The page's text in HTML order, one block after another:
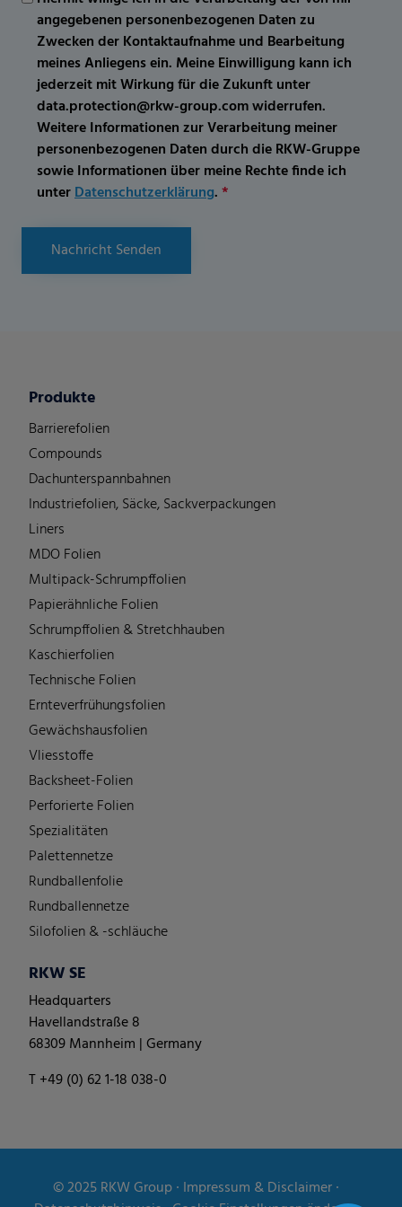
angegebenen personenbezogenen Daten zu
Zwecken der Kontaktaufnahme und Bearbeitung
meines Anliegens ein. Meine Einwilligung kann ich
jederzeit mit Wirkung für die Zukunft unter
data.protection@rkw-group.com widerrufen.
Weitere Informationen zur Verarbeitung meiner
personenbezogenen Daten durch die RKW-Gruppe
sowie Informationen über meine Rechte finde ich
unterDatenschutzerklärung.*
Nachricht Senden
Produkte
Barrierefolien
Compounds
Dachunterspannbahnen
Industriefolien, Säcke, Sackverpackungen
Liners
MDO Folien
Multipack-Schrumpffolien
Papierähnliche Folien
Schrumpffolien & Stretchhauben
Kaschierfolien
Technische Folien
Ernteverfrühungsfolien
Gewächshausfolien
Vliesstoffe
Backsheet-Folien
Perforierte Folien
Spezialitäten
Palettennetze
Rundballenfolie
Rundballennetze
Silofolien & -schläuche
RKW SE
Headquarters
Havellandstraße 8
68309 Mannheim | Germany
T +49 (0) 62 1-18 038-0
© 2025RKW Group∙ Impressum & Disclaimer∙